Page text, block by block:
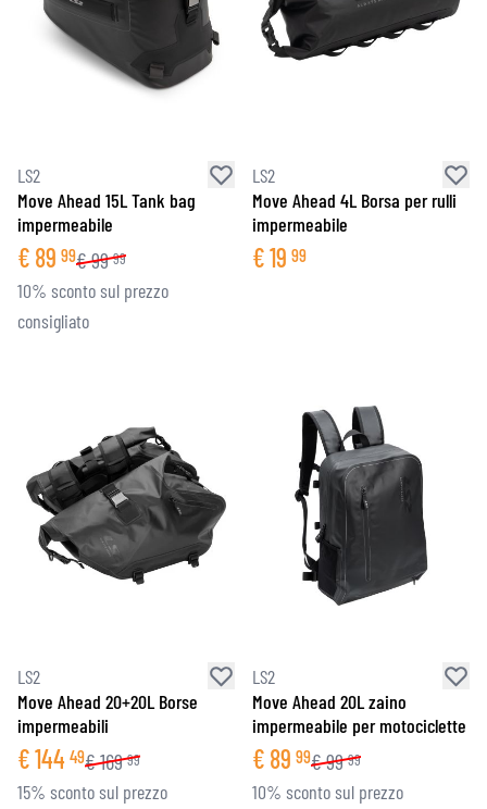
LS2
Move Ahead 15L Tank bag
impermeabile
€ 89 99€99 99
10% sconto sul prezzo
consigliato
LS2
Move Ahead 4L Borsa per rulli
impermeabile
€19 99
LS2
Move Ahead 20+20L Borse
impermeabili
€144 49€169 99
15% sconto sul prezzo
LS2
Move Ahead 20L zaino
impermeabile per motociclette
€ 89 99€99 99
10% sconto sul prezzo